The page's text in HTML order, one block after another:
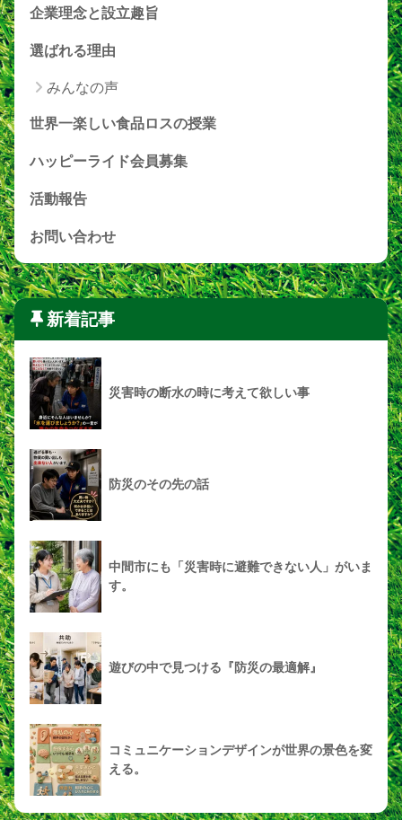
企業理念と設立趣旨
選ばれる理由
みんなの声
世界一楽しい食品ロスの授業
ハッピーライド会員募集
活動報告
お問い合わせ
新着記事
災害時の断水の時に考えて欲しい事
防災のその先の話
中間市にも「災害時に避難できない人」がいま
す。
遊びの中で見つける『防災の最適解』
コミュニケーションデザインが世界の景色を変
える。